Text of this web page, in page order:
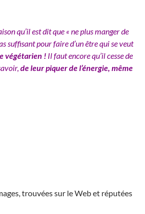
qu’il est dit que « ne plus manger de
suffisant pour faire d’un être qui se veut
végétarien ! Il faut encore qu’il cesse de
de leur piquer de l’énergie, même
trouvées sur le Web et réputées